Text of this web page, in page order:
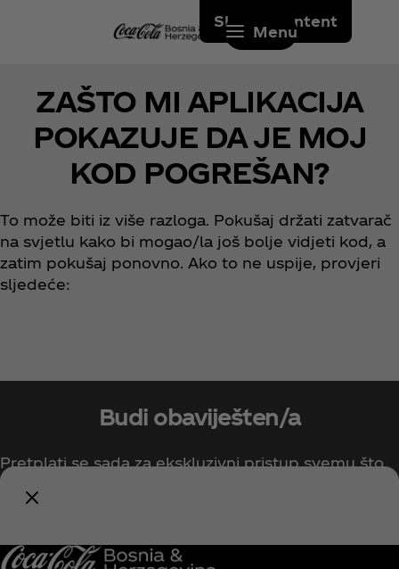
Skip to content
Menu
ZAŠTO MI APLIKACIJA
POKAZUJE DA JE MOJ
KOD POGREŠAN?
To može biti iz više razloga. Pokušaj držati zatvarač
na svjetlu kako bi mogao/la još bolje vidjeti kod, a
zatim pokušaj ponovno. Ako to ne uspije, provjeri
sljedeće:
Budi obaviješten/a
Pretplati se sada za ekskluzivni pristup svemu što
se tiče Coca-Cole!